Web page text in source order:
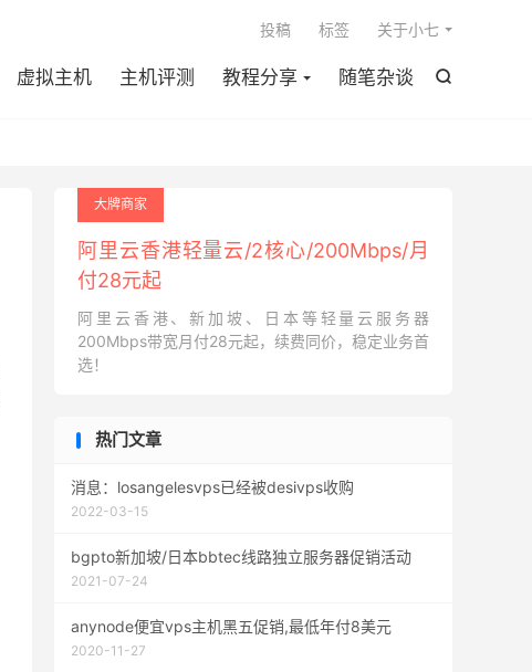

虚拟主机 主机评测 教程分享 随笔杂谈
投稿 标签 关于小七
大牌商家
阿里云香港轻量云/2核心/200Mbps/月
付28元起
阿里云香港、新加坡、日本等轻量云服务器
200Mbps带宽月付28元起，续费同价，稳定业务首
选！
热门文章
消息：losangelesvps已经被desivps收购
2022-03-15
bgpto新加坡/日本bbtec线路独立服务器促销活动
2021-07-24
anynode便宜vps主机黑五促销,最低年付8美元
2020-11-27